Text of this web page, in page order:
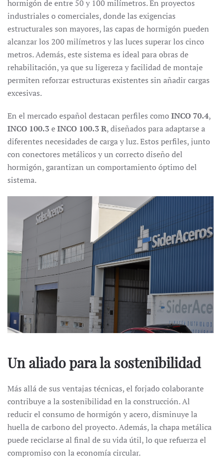
hormigón de entre 50 y 100 milímetros. En proyectos
industriales o comerciales, donde las exigencias
estructurales son mayores, las capas de hormigón pueden
alcanzar los 200 milímetros y las luces superar los cinco
metros. Además, este sistema es ideal para obras de
rehabilitación, ya que su ligereza y facilidad de montaje
permiten reforzar estructuras existentes sin añadir cargas
excesivas.
En el mercado español destacan perfiles como INCO 70.4,
INCO 100.3eINCO 100.3 R, diseñados para adaptarse a
diferentes necesidades de carga y luz. Estos perfiles, junto
con conectores metálicos y un correcto diseño del
hormigón, garantizan un comportamiento óptimo del
sistema.
Un aliado para la sostenibilidad
Más allá de sus ventajas técnicas, el forjado colaborante
contribuye a la sostenibilidad en la construcción. Al
reducir el consumo de hormigón y acero, disminuye la
huella de carbono del proyecto. Además, la chapa metálica
puede reciclarse al final de su vida útil, lo que refuerza el
compromiso con la economía circular.